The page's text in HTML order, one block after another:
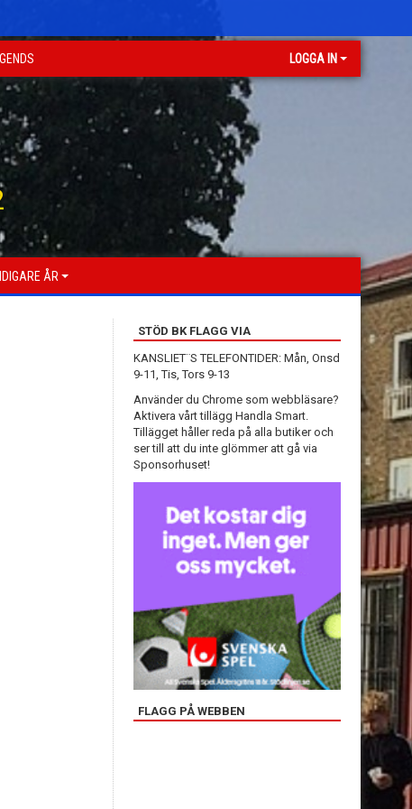
LOGGA IN
ÅR
STÖD BK FLAGG VIA
KANSLIET¨S TELEFONTIDER: Mån, Onsd
9-11, Tis, Tors 9-13
Använder du Chrome som webbläsare?
Aktivera vårt tillägg Handla Smart.
Tillägget håller reda på alla butiker och
ser till att du inte glömmer att gå via
Sponsorhuset!
FLAGG PÅ WEBBEN